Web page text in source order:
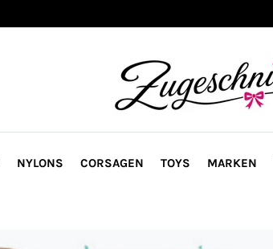
NYLONS CORSAGEN TOYS MARKEN